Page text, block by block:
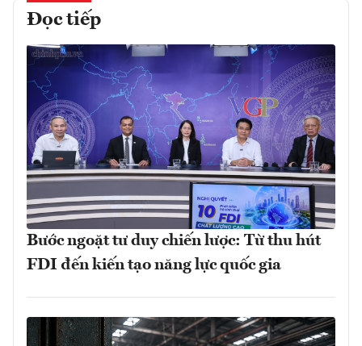
Đọc tiếp
Bước ngoặt tư duy chiến lược: Từ thu hút
FDI đến kiến tạo năng lực quốc gia